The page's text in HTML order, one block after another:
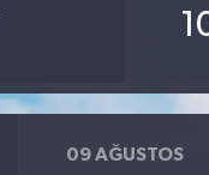
09 AĞUSTOS